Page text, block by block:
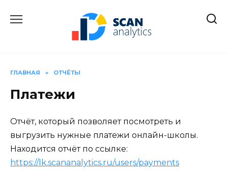
ГЛАВНАЯ » ОТЧЁТЫ
Платежи
Отчёт, который позволяет посмотреть и
выгрузить нужные платежи онлайн-школы.
Находится отчёт по ссылке:
https://lk.scananalytics.ru/users/payments